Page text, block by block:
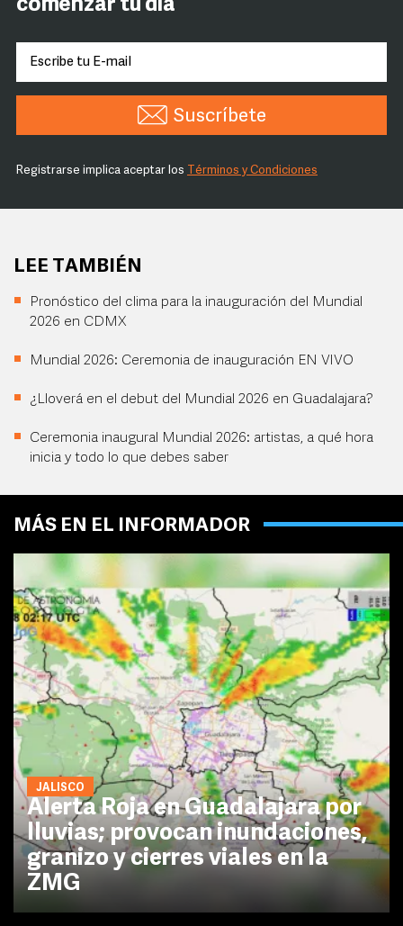
comenzar tu día
Suscríbete
Registrarse implica aceptar los Términos y Condiciones
LEE TAMBIÉN
Pronóstico del clima para la inauguración del Mundial
2026 en CDMX
Mundial 2026: Ceremonia de inauguración EN VIVO
¿Lloverá en el debut del Mundial 2026 en Guadalajara?
Ceremonia inaugural Mundial 2026: artistas, a qué hora
inicia y todo lo que debes saber
MÁS EN EL INFORMADOR
JALISCO
Alerta Roja en Guadalajara por
lluvias; provocan inundaciones,
granizo y cierres viales en la
ZMG